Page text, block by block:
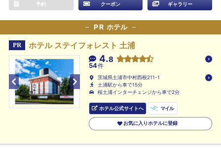
予約 クーポン ギャラリー
PR ホテル
PR ホテル ステイフォレスト 土浦
4.8
54件
茨城県土浦市中村西根211-1
土浦駅から車で15分
桜土浦インターチェンジから車で2分
ホテル公式サイトへ マイル
お気に入りホテルに登録